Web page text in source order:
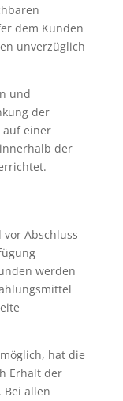
dem Kunden
unverzüglich
und
der
auf einer
der
Abschluss
werden
hat die
Erhalt der
Bei allen